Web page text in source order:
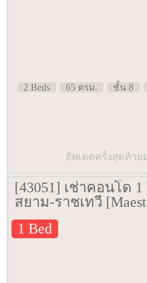
2 Beds 65 ตรม. ชั้น 8
อัพเดตครั้งสุดท้าย
[43051] เช่าคอนโด
สยาม-ราชเทวี
Ratchathewi] 30 ตรม.
1 Bed